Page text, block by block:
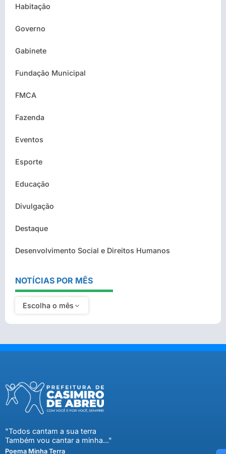
Habitação
Governo
Gabinete
Fundação Municipal
FMCA
Fazenda
Eventos
Esporte
Educação
Divulgação
Destaque
Desenvolvimento Social e Direitos Humanos
NOTÍCIAS POR MÊS
Escolha o mês
"Todos cantam a sua terra
Também vou cantar a minha..."
Poema Minha Terra